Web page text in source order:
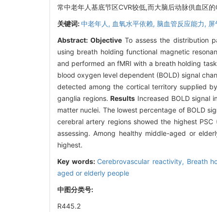
常中老年人基底节区CVR较低,而大脑后动脉供血区的
关键词:中老年人, 血氧水平依赖, 脑血管反应能力, 屏
Abstract:Objective To assess the distribution
using breath holding functional magnetic
and performed an fMRI with a breath holding
blood oxygen level dependent (BOLD) signal
detected among the cortical territory supplied
ganglia regions.Results Increased BOLD signal
matter nuclei. The lowest percentage of BOLD
cerebral artery regions showed the highest PSC
assessing. Among healthy middle-aged or
highest.
Key words: Cerebrovascular reactivity, Breath
aged or elderly people
中图分类号:
R445.2